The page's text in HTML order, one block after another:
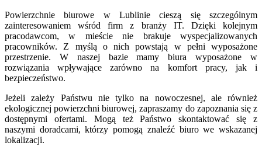
Powierzchnie biurowe w Lublinie cieszą się szczególnym
zainteresowaniem wśród firm z branży IT. Dzięki kolejnym
pracodawcom, w mieście nie brakuje wyspecjalizowanych
pracowników. Z myślą o nich powstają w pełni wyposażone
przestrzenie. W naszej bazie mamy biura wyposażone w
rozwiązania wpływające zarówno na komfort pracy, jak i
bezpieczeństwo.
Jeżeli zależy Państwu nie tylko na nowoczesnej, ale również
ekologicznej powierzchni biurowej, zapraszamy do zapoznania się z
dostępnymi ofertami. Mogą też Państwo skontaktować się z
naszymi doradcami, którzy pomogą znaleźć biuro we wskazanej
lokalizacji.